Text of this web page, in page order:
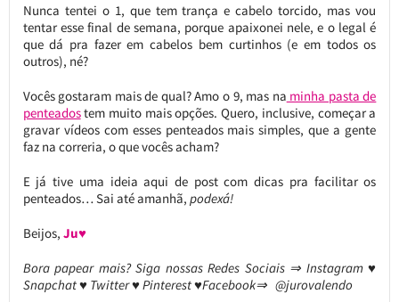
Nunca tentei o 1, que tem trança e cabelo torcido, mas vou
tentar esse final de semana, porque apaixonei nele, e o legal é
que dá pra fazer em cabelos bem curtinhos (e em todos os
outros), né?
Vocês gostaram mais de qual? Amo o 9, mas na minha pasta de
penteadostem muito mais opções. Quero, inclusive, começar a
gravar vídeos com esses penteados mais simples, que a gente
faz na correria, o que vocês acham?
E já tive uma ideia aqui de post com dicas pra facilitar os
penteados… Sai até amanhã, podexá!
Beijos, Ju♥
Bora papear mais? Siga nossas Redes Sociais ⇒ Instagram ♥
Snapchat ♥ Twitter ♥ Pinterest ♥Facebook⇒ @jurovalendo